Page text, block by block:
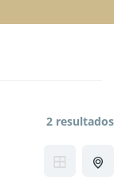
2 resultados